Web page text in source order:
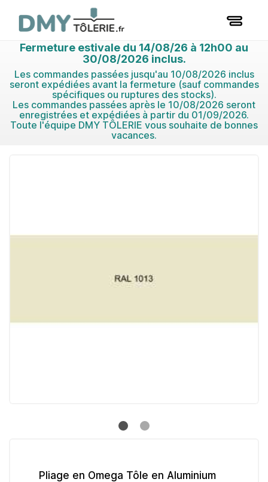
Fermeture estivale du 14/08/26 à 12h00 au
30/08/2026 inclus.
Les commandes passées jusqu'au 10/08/2026 inclus
seront expédiées avant la fermeture (sauf commandes
spécifiques ou ruptures des stocks).
Les commandes passées après le 10/08/2026 seront
enregistrées et expédiées à partir du 01/09/2026.
Toute l'équipe DMY TÔLERIE vous souhaite de bonnes
vacances.
Pliage en Omega Tôle en Aluminium